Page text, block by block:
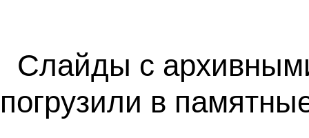
Слайды с
погрузили в